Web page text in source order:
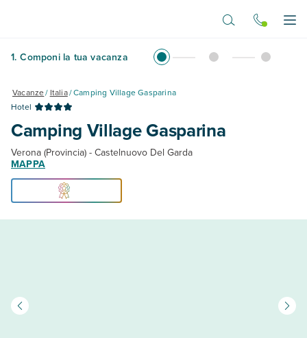
1. Componi la tua vacanza
Vacanze/ Italia/Camping Village Gasparina
Hotel
Camping Village Gasparina
Verona (Provincia) - Castelnuovo Del Garda
MAPPA